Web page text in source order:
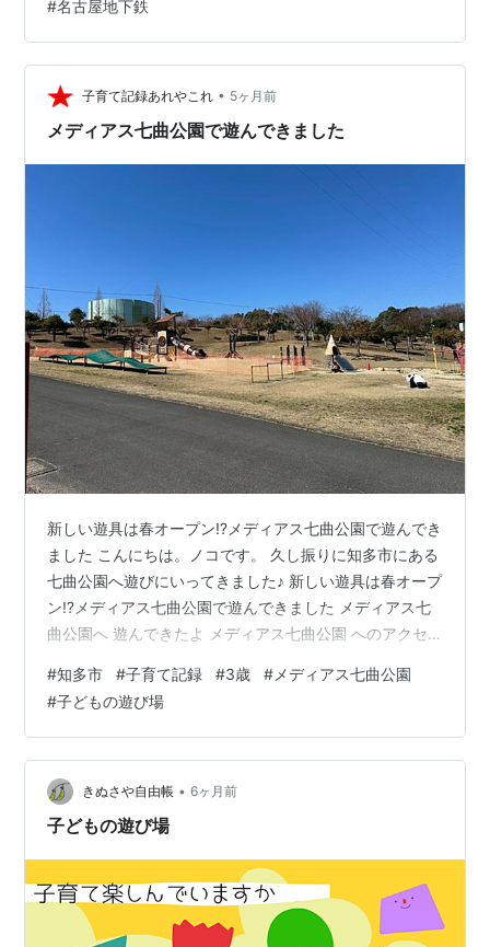
コンピュータゲームもあるよ 貴重な資料の展示や鉄道グ
ッズの販売も レトロでんしゃ館 へのアクセス 初めての
レトロでんしゃ館へ行ってみた 電車好きな6歳息子のた
めに行ってみたいなと…
#名古屋地下鉄
子育て記録あれやこれ • 5ヶ月前
メディアス七曲公園で遊んできました
新しい遊具は春オープン⁉メディアス七曲公園で遊んでき
ました こんにちは。ノコです。 久し振りに知多市にある
七曲公園へ遊びにいってきました♪ 新しい遊具は春オープ
ン⁉メディアス七曲公園で遊んできました メディアス七
曲公園へ 遊んできたよ メディアス七曲公園 へのアクセ
七曲公園だったのですが、去年名称が「メディアス七曲
公園」に変わったらしい。 メディアス七曲公園の遊びレ
ポはこちら↓ たまにこの七曲公園の道を通っていたので
名称変更は看板で知ってて、新しい遊具が出来てきてい
るのにも気づいていました。完成しているように見えて
いたので3歳娘を連れて行っ…
#知多市 #子育て記録 #3歳 # メディアス七曲公園
#子どもの遊び場
きぬさや自由帳 • 6ヶ月前
子どもの遊び場